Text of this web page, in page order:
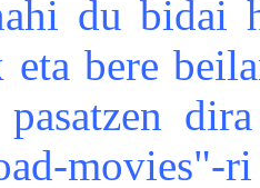
du bidai
bere